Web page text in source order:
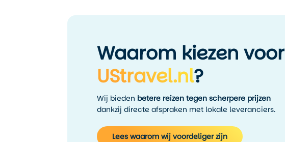
Waarom kiezen voor
UStravel.nl?
Wij bieden betere reizen tegen scherpere prijzen
dankzij directe afspraken met lokale leveranciers.
Lees waarom wij voordeliger zijn